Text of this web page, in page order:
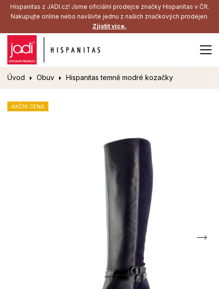
Hispanitas z JADI.cz! Jsme oficiální prodejce značky Hispanitas v ČR.
Nakupujte online nebo navšivte jednu z našich značkových prodejen.
Zjistit více.
Úvod Obuv Hispanitas temně modré kozačky
AKČNÍ CENA